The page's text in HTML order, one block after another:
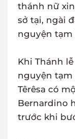
thánh nữ
sở tại, ngài
nguyện tạm
Khi Thánh
nguyện tạm
Têrêsa có
Bernardino
trước khi